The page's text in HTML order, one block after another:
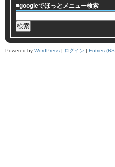
■googleでほっとメニュー検索
Powered by WordPress | ログイン | Entries